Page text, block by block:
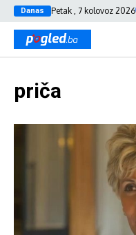
Danas Petak , 7 kolovoz 2026
priča